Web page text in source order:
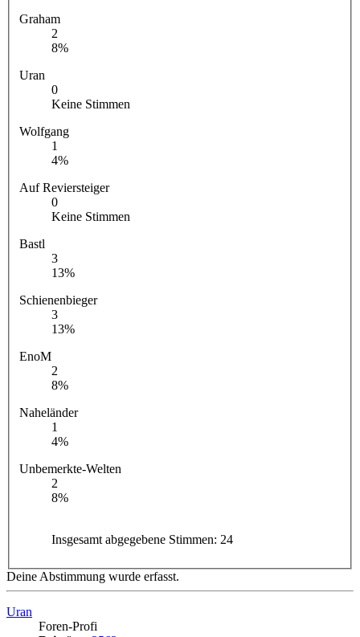
Graham
2
8%
Uran
0
Keine Stimmen
Wolfgang
1
4%
Auf Reviersteiger
0
Keine Stimmen
Bastl
3
13%
Schienenbieger
3
13%
EnoM
2
8%
Naheländer
1
4%
Unbemerkte-Welten
2
8%
Insgesamt abgegebene Stimmen: 24
Deine Abstimmung wurde erfasst.
Uran
Foren-Profi